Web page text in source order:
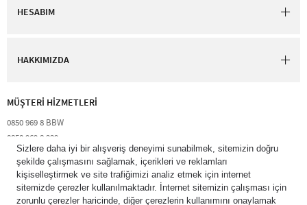
HESABIM
HAKKIMIZDA
MÜŞTERİ HİZMETLERİ​
0850 969 8 BBW​
0850 969 8 229​​
destek@bathandbodyworks.com.tr
Resmi tatiller hariç hafta içi 09:00 – 18:00 saatleri arası​